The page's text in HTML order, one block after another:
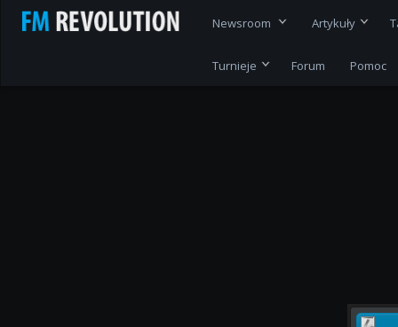
Newsroom Artykuły
Turnieje Forum Pomoc